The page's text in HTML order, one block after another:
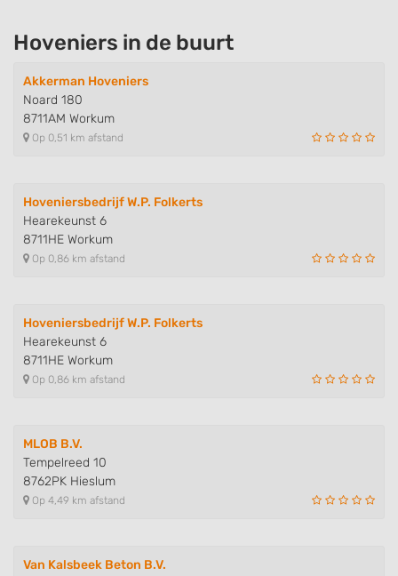
Hoveniers in de buurt
Akkerman Hoveniers
Noard 180
8711AM Workum
Op 0,51 km afstand
Hoveniersbedrijf W.P. Folkerts
Hearekeunst 6
8711HE Workum
Op 0,86 km afstand
Hoveniersbedrijf W.P. Folkerts
Hearekeunst 6
8711HE Workum
Op 0,86 km afstand
MLOB B.V.
Tempelreed 10
8762PK Hieslum
Op 4,49 km afstand
Van Kalsbeek Beton B.V.